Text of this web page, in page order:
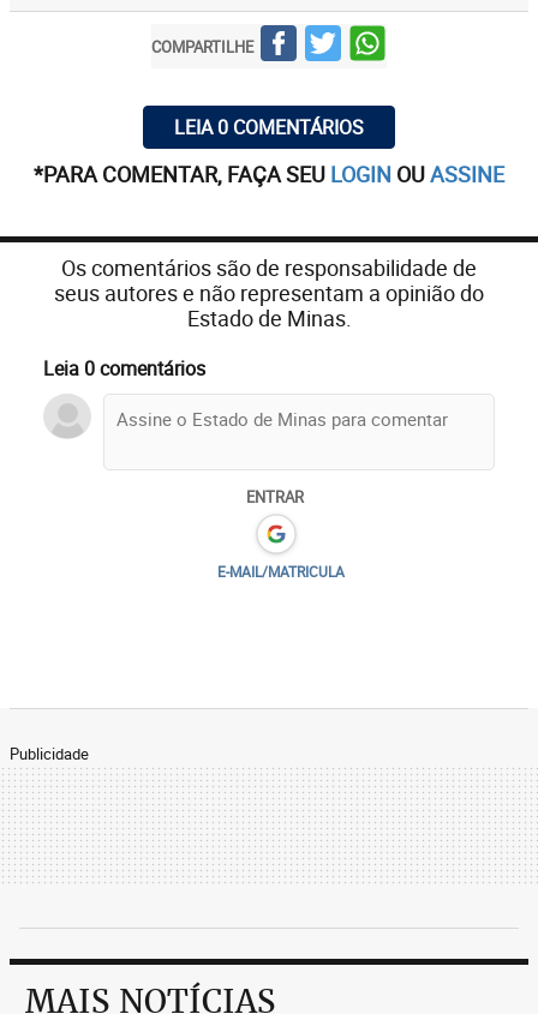
COMPARTILHE
LEIA 0 COMENTÁRIOS
*PARA COMENTAR, FAÇA SEU LOGIN OUASSINE
Os comentários são de responsabilidade de
seus autores e não representam a opinião do
Estado de Minas.
Leia 0 comentários
ENTRAR
E-MAIL/MATRICULA
Publicidade
MAIS NOTÍCIAS